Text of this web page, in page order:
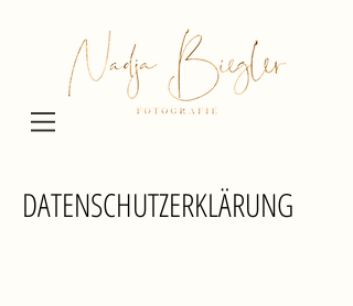
DATENSCHUTZERKLÄRUNG